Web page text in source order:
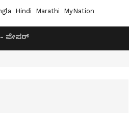
Hindi Marathi MyNation
ಪೇಪರ್